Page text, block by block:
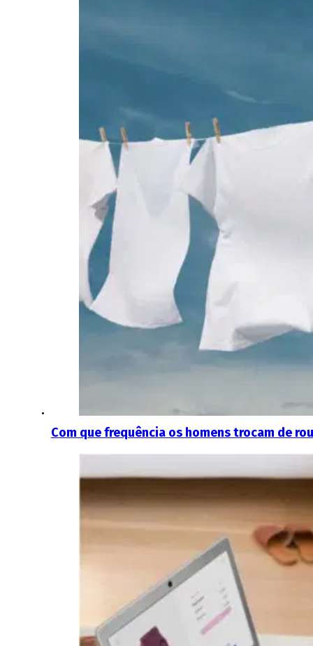
Com que frequência os homens trocam de